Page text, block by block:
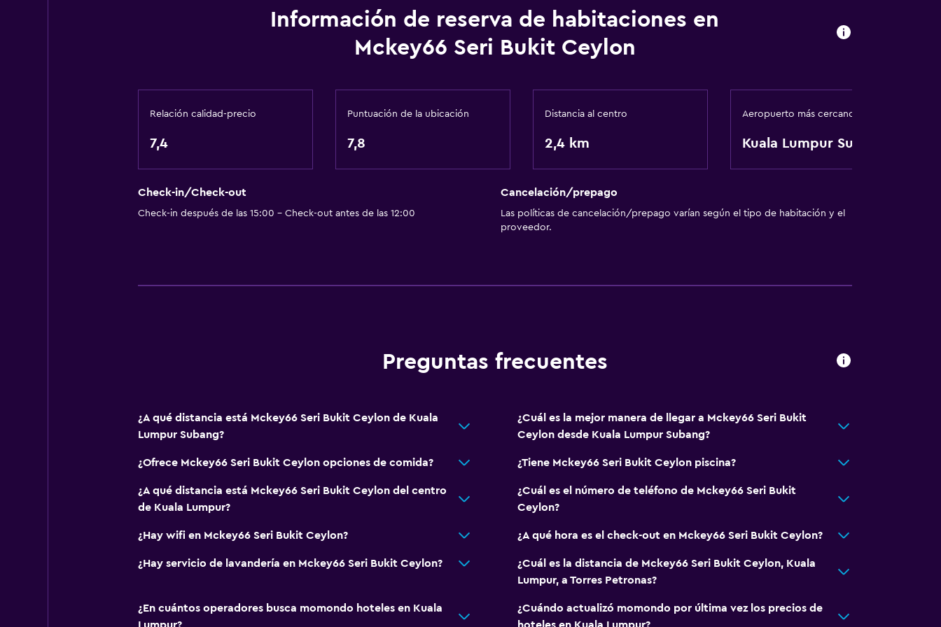
Servicios básicos
Aire acondicionado
TV por cable o vía satélite
Cafetería
Información de reserva de habitaciones en
Mckey66 Seri Bukit Ceylon
Relación calidad-precio
7,4
Puntuación de la ubicación
7,8
Distancia al centro
2,4 km
Aeropuerto más cercano
Kuala Lumpur Subang
Check-in/Check-out
Check-in después de las 15:00 - Check-out antes de las 12:00
Cancelación/prepago
Las políticas de cancelación/prepago varían según el tipo de habitación y el
proveedor.
Preguntas frecuentes
¿A qué distancia está Mckey66 Seri Bukit Ceylon de Kuala
Lumpur Subang?
¿Cuál es la mejor manera de llegar a Mckey66 Seri Bukit
Ceylon desde Kuala Lumpur Subang?
¿Ofrece Mckey66 Seri Bukit Ceylon opciones de comida? ¿Tiene Mckey66 Seri Bukit Ceylon piscina?
¿A qué distancia está Mckey66 Seri Bukit Ceylon del centro
de Kuala Lumpur?
¿Cuál es el número de teléfono de Mckey66 Seri Bukit
Ceylon?
¿Hay wifi en Mckey66 Seri Bukit Ceylon? ¿A qué hora es el check-out en Mckey66 Seri Bukit Ceylon?
¿Hay servicio de lavandería en Mckey66 Seri Bukit Ceylon?
¿Cuál es la distancia de Mckey66 Seri Bukit Ceylon, Kuala
Lumpur, a Torres Petronas?
¿En cuántos operadores busca momondo hoteles en Kuala
¿Cuándo actualizó momondo por última vez los precios de